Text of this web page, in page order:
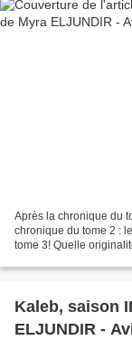
Après la chronique du
chronique du tome 2 :
tome 3! Quelle
Kaleb, saison
ELJUNDIR -